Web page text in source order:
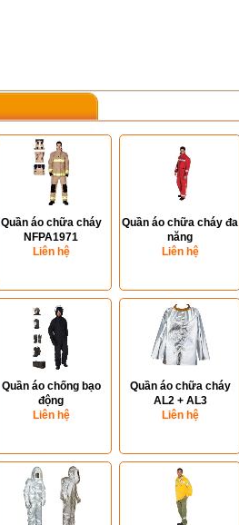
Quần áo chữa cháy
NFPA1971
Liên hệ
Quần áo chữa cháy đa
năng
Liên hệ
Quần áo chống bạo
động
Liên hệ
Quần áo chữa cháy
AL2 + AL3
Liên hệ